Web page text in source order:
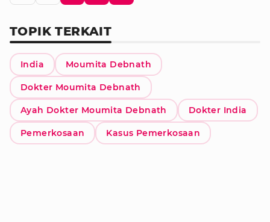
TOPIK TERKAIT
India Moumita Debnath
Dokter Moumita Debnath
Ayah Dokter Moumita Debnath Dokter India
Pemerkosaan Kasus Pemerkosaan